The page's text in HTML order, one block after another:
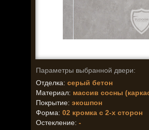
Параметры выбранной двери:
Отделка: серый бетон
Материал: массив сосны
Покрытие: экошпон
Форма: 02 кромка с 2-х сторон
Остекление: -